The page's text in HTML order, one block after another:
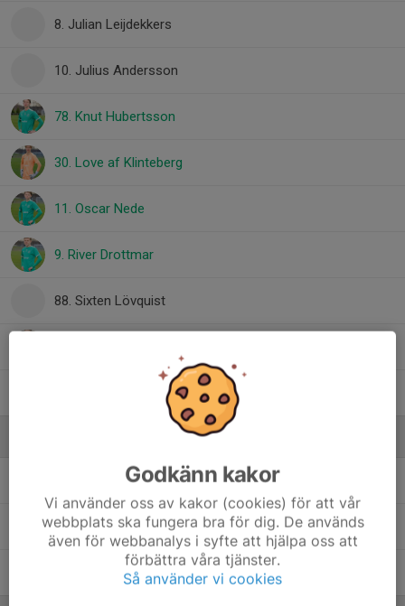
8. Julian Leijdekkers
10. Julius Andersson
78. Knut Hubertsson
30. Love af Klinteberg
11. Oscar Nede
9. River Drottmar
88. Sixten Lövquist
Andreas GrenTränare
Peter ViktorssonTränare
Wilhelm OlssonTränare
Godkänn kakor
Vi använder oss av kakor (cookies) för att vår
webbplats ska fungera bra för dig. De används
även för webbanalys i syfte att hjälpa oss att
förbättra våra tjänster.
Så använder vi cookies